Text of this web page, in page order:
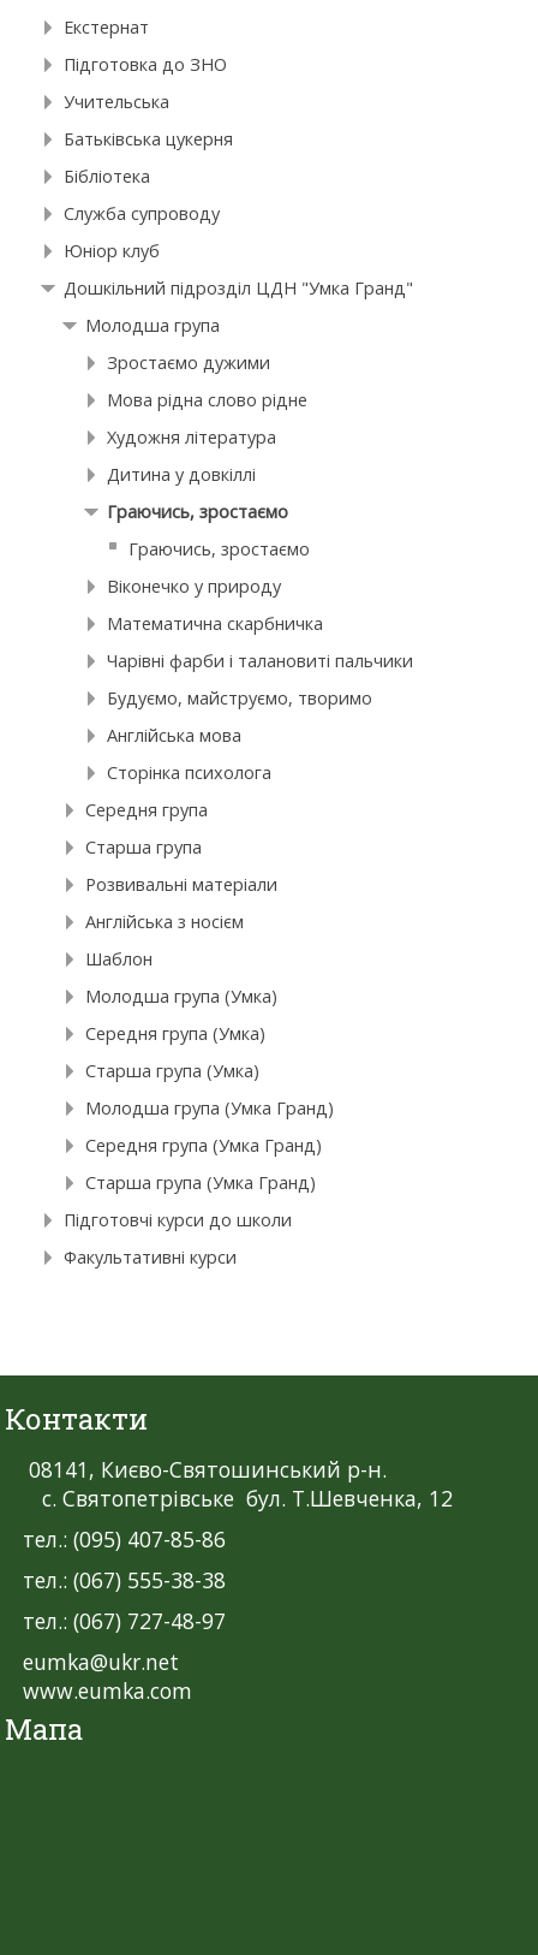
Екстернат
Підготовка до ЗНО
Учительська
Батьківська цукерня
Бібліотека
Служба супроводу
Юніор клуб
Дошкільний підрозділ ЦДН "Умка Гранд"
Молодша група
Зростаємо дужими
Мова рідна слово рідне
Художня література
Дитина у довкіллі
Граючись, зростаємо
Граючись, зростаємо
Віконечко у природу
Математична скарбничка
Чарівні фарби і талановиті пальчики
Будуємо, майструємо, творимо
Англійська мова
Сторінка психолога
Середня група
Старша група
Розвивальні матеріали
Англійська з носієм
Шаблон
Молодша група (Умка)
Середня група (Умка)
Старша група (Умка)
Молодша група (Умка Гранд)
Середня група (Умка Гранд)
Старша група (Умка Гранд)
Підготовчі курси до школи
Факультативні курси
Контакти
08141, Києво-Святошинський р-н.
с. Святопетрівське бул. Т.Шевченка, 12
тел.: (095) 407-85-86
тел.: (067) 555-38-38
тел.: (067) 727-48-97
eumka@ukr.net
www.eumka.com
Мапа